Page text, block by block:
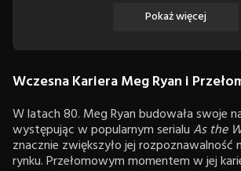
Pokaż więcej
Wczesna Kariera Meg Ryan i
W latach 80. Meg Ryan budowała swoje
występując w popularnym serialuAs the
znacznie zwiększyło jej rozpoznawalność
rynku. Przełomowym momentem w jej